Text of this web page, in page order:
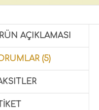
AÇIKLAMASI
(5)